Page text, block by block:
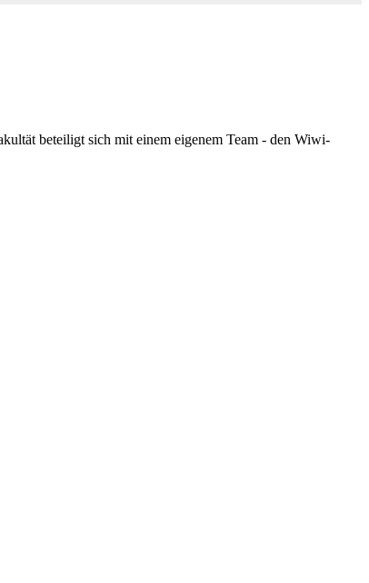
beteiligt sich mit einem eigenem Team - den Wiwi-